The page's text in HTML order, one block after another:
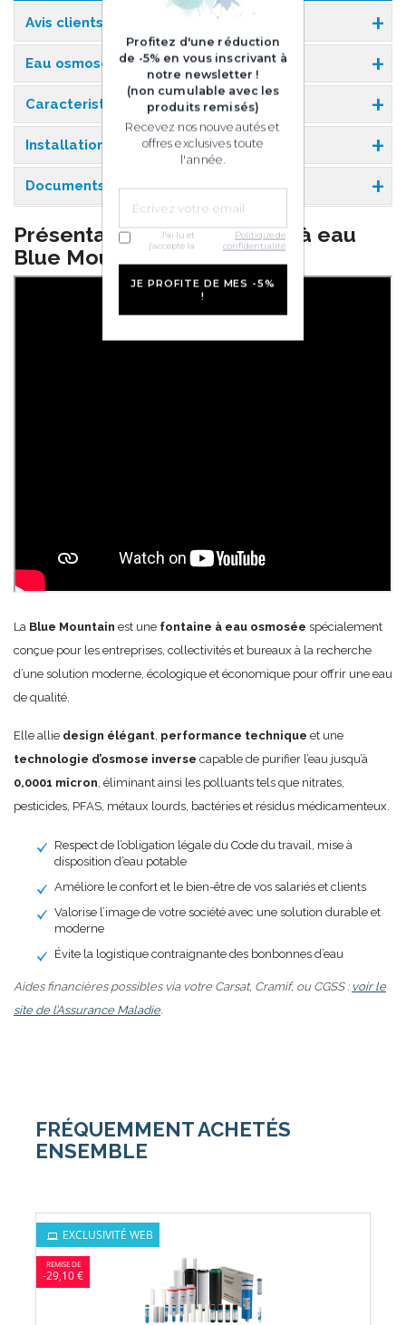
Avis clients
Eau osmosée
Caracteristiques
Installation & Entretien
Documents
Présentation de la fontaine à eau
Blue Mountain
La Blue Mountain est une fontaine à eau osmosée spécialement
conçue pour les entreprises, collectivités et bureaux à la recherche
d’une solution moderne, écologique et économique pour offrir une eau
de qualité.
Elle allie design élégant performance technique et une
technologie d’osmose inverse capable de purifier l’eau jusqu’à
0,0001 micron , éliminant ainsi les polluants tels que nitrates,
pesticides, PFAS, métaux lourds, bactéries et résidus médicamenteux.
Respect de l’obligation légale du Code du travail, mise à
disposition d’eau potable
Améliore le confort et le bien-être de vos salariés et clients
Valorise l’image de votre société avec une solution durable et
moderne
Évite la logistique contraignante des bonbonnes d’eau
Aides financières possibles via votre Carsat, Cramif, ou CGSS : voir le
site de l’Assurance Maladie.
FRÉQUEMMENT ACHETÉS
ENSEMBLE
EXCLUSIVITÉ WEB
-29,10 €
Profitez d'une réduction
de -5% en vous inscrivant à
notre newsletter !
(non cumulable avec les
produits remisés)
Recevez nos nouveautés et
offres exclusives toute
l'année.
J'ai lu et
j'accepte la
Politique de
confidentialité
JE PROFITE DE MES -5%
!